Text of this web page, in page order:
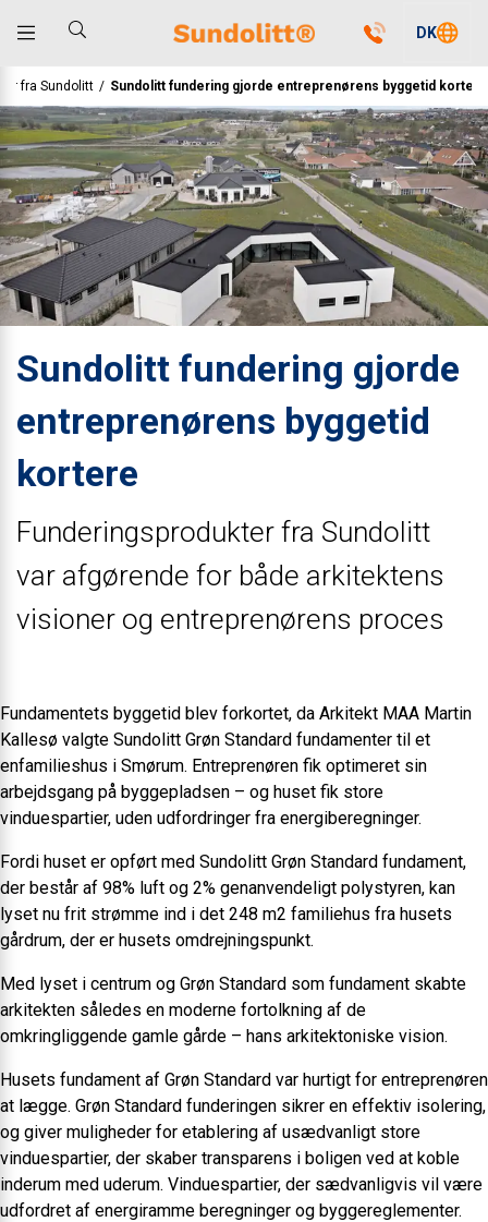
DK
fra Sundolitt / Sundolitt fundering gjorde entreprenørens byggetid kortere
Sundolitt fundering gjorde
entreprenørens byggetid
kortere
Funderingsprodukter fra Sundolitt
var afgørende for både arkitektens
visioner og entreprenørens proces
Fundamentets byggetid blev forkortet, da Arkitekt MAA Martin
Kallesø valgte Sundolitt Grøn Standard fundamenter til et
enfamilieshus i Smørum. Entreprenøren fik optimeret sin
arbejdsgang på byggepladsen – og huset fik store
vinduespartier, uden udfordringer fra energiberegninger.
Fordi huset er opført med Sundolitt Grøn Standard fundament,
der består af 98% luft og 2% genanvendeligt polystyren, kan
lyset nu frit strømme ind i det 248 m2 familiehus fra husets
gårdrum, der er husets omdrejningspunkt.
Med lyset i centrum og Grøn Standard som fundament skabte
arkitekten således en moderne fortolkning af de
omkringliggende gamle gårde – hans arkitektoniske vision.
Husets fundament af Grøn Standard var hurtigt for entreprenøren
at lægge. Grøn Standard funderingen sikrer en effektiv isolering,
og giver muligheder for etablering af usædvanligt store
vinduespartier, der skaber transparens i boligen ved at koble
inderum med uderum. Vinduespartier, der sædvanligvis vil være
udfordret af energiramme beregninger og byggereglementer.